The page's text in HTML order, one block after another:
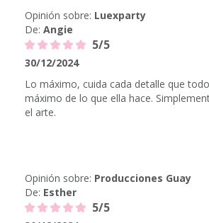
Opinión sobre: Luexparty
De: Angie
5/5
30/12/2024
Lo máximo, cuida cada detalle que
máximo de lo que ella hace.
el arte.
Opinión sobre: Producciones Guay
De: Esther
5/5